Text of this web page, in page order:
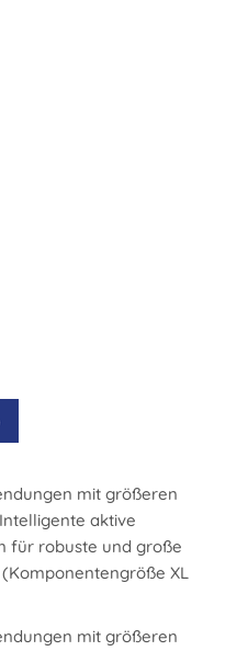
mit größeren
aktive
für robuste und große
(Komponentengröße XL
mit größeren